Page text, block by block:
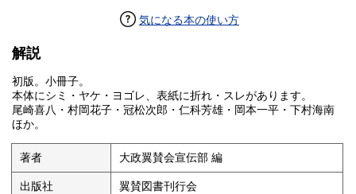
気になる本の使い方
解説
初版。小冊子。
本体にシミ・ヤケ・ヨゴレ、表紙に折れ・スレがあります。
尾崎喜八・村岡花子・冠松次郎・仁科芳雄・岡本一平・下村海南
ほか。
著者 大政翼賛会宣伝部 編
出版社 翼賛図書刊行会